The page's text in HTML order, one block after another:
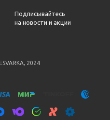
Подписывайтесь
на новости и акции
2024